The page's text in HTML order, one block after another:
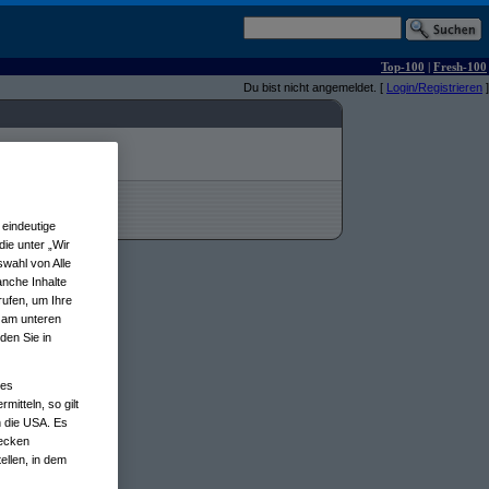
Top-100 | Fresh-100
Du bist nicht angemeldet. [ Login/Registrieren ]
unter „Wir
von Alle
Inhalte
um Ihre
unteren
Sie in
so gilt
die USA. Es
in dem